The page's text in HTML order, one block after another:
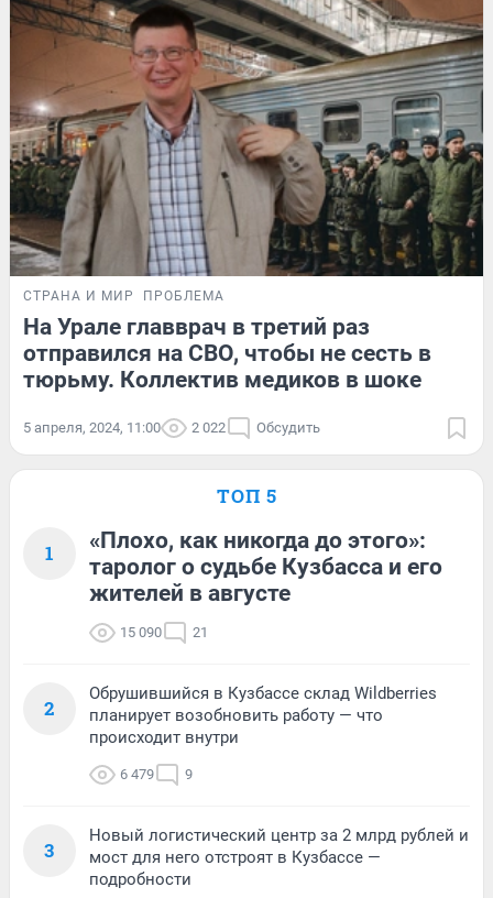
СТРАНА И МИР ПРОБЛЕМА
На Урале главврач в третий раз
отправился на СВО, чтобы не сесть в
тюрьму. Коллектив медиков в шоке
5 апреля, 2024, 11:00 2 022 Обсудить
ТОП 5
1
«Плохо, как никогда до этого»:
таролог о судьбе Кузбасса и его
жителей в августе
15 090 21
2
Обрушившийся в Кузбассе склад Wildberries
планирует возобновить работу — что
происходит внутри
6 479 9
3
Новый логистический центр за 2 млрд рублей и
мост для него отстроят в Кузбассе —
подробности